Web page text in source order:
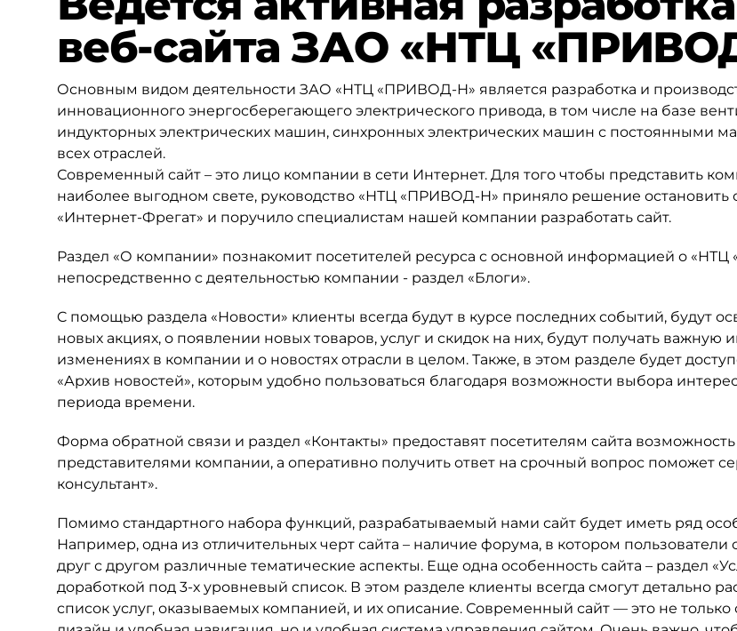
веб-сайта ЗАО «НТЦ
Основным видом деятельности ЗАО «НТЦ «ПРИВОД-Н» является разработка и
инновационного энергосберегающего электрического привода, в том числе на базе
индукторных электрических машин, синхронных электрических машин с постоянными
всех отраслей.
Современный сайт – это лицо компании в сети Интернет. Для того чтобы представить
наиболее выгодном свете, руководство «НТЦ «ПРИВОД-Н» приняло решение остановить
«Интернет-Фрегат» и поручило специалистам нашей компании разработать сайт.
Раздел «О компании» познакомит посетителей ресурса с основной информацией о
непосредственно с деятельностью компании - раздел «Блоги».
C помощью раздела «Новости» клиенты всегда будут в курсе последних событий, будут
новых акциях, о появлении новых товаров, услуг и скидок на них, будут получать
изменениях в компании и о новостях отрасли в целом. Также, в этом разделе будет
«Архив новостей», которым удобно пользоваться благодаря возможности выбора
периода времени.
Форма обратной связи и раздел «Контакты» предоставят посетителям сайта
представителями компании, а оперативно получить ответ на срочный вопрос поможет
консультант».
Помимо стандартного набора функций, разрабатываемый нами сайт будет иметь ряд
Например, одна из отличительных черт сайта – наличие форума, в котором пользователи
друг с другом различные тематические аспекты. Еще одна особенность сайта – раздел
доработкой под 3-х уровневый список. В этом разделе клиенты всегда смогут детально
список услуг, оказываемых компанией, и их описание. Современный сайт — это не только